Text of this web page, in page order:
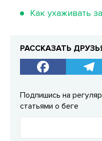
Как ухаживать
РАССКАЗАТЬ
Подпишись на
статьями о беге